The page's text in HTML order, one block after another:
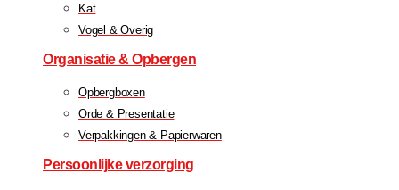
Kat
Vogel & Overig
Organisatie & Opbergen
Opbergboxen
Orde & Presentatie
Verpakkingen & Papierwaren
Persoonlijke verzorging